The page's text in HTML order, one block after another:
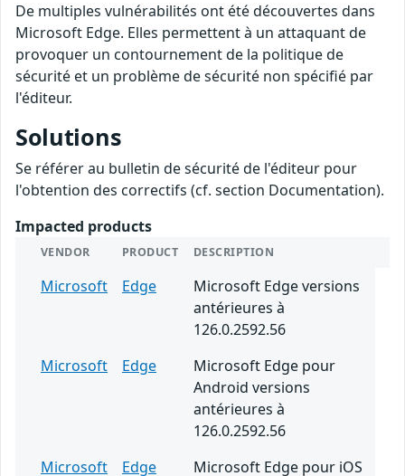
De multiples vulnérabilités ont été découvertes dans
Microsoft Edge. Elles permettent à un attaquant de
provoquer un contournement de la politique de
sécurité et un problème de sécurité non spécifié par
l'éditeur.
Solutions
Se référer au bulletin de sécurité de l'éditeur pour
l'obtention des correctifs (cf. section Documentation).
Impacted products
VENDOR PRODUCT DESCRIPTION
Microsoft Edge
Microsoft Edge versions
antérieures à
126.0.2592.56
Microsoft
Edge
Microsoft Edge pour
Android versions
antérieures à
126.0.2592.56
Microsoft
Edge
Microsoft Edge pour iOS